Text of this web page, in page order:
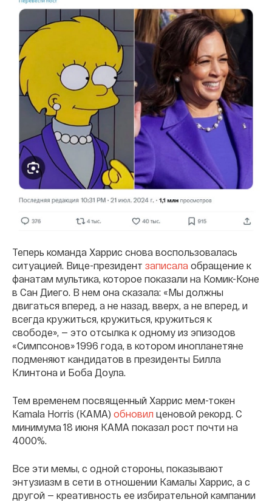
Теперь команда Харрис снова воспользовалась
ситуацией. Вице-президент записала обращение к
фанатам мультика, которое показали на Комик-Коне
в Сан Диего. В нем она сказала: «Мы должны
двигаться вперед, а не назад, вверх, а не вперед, и
всегда кружиться, кружиться, кружиться к
свободе», — это отсылка к одному из эпизодов
«Симпсонов» 1996 года, в котором инопланетяне
подменяют кандидатов в президенты Билла
Клинтона и Боба Доула.
Тем временем посвященный Харрис мем-токен
Kamala Horris (KAMA) обновил ценовой рекорд. С
минимума 18 июня KAMA показал рост почти на
4000%.
Все эти мемы, с одной стороны, показывают
энтузиазм в сети в отношении Камалы Харрис, а с
другой — креативность ее избирательной кампании